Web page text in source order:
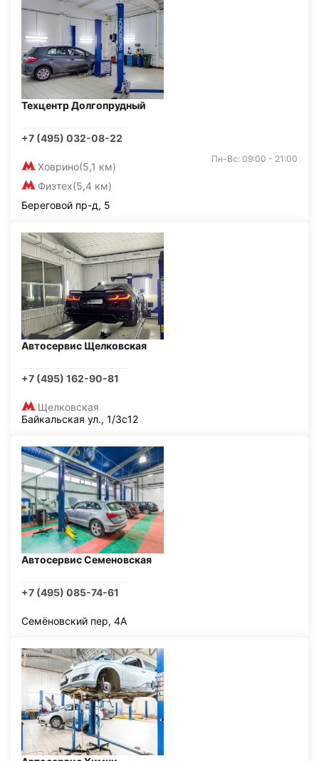
Техцентр Долгопрудный
+7 (495) 032-08-22
Ховрино(5,1 км)
Физтех(5,4 км)
Пн-Вс: 09:00 - 21:00
Береговой пр-д, 5
Автосервис Щелковская
+7 (495) 162-90-81
Щелковская
Байкальская ул., 1/3с12
Автосервис Семеновская
+7 (495) 085-74-61
Семёновский пер, 4А